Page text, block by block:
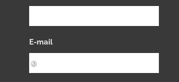
E-mail